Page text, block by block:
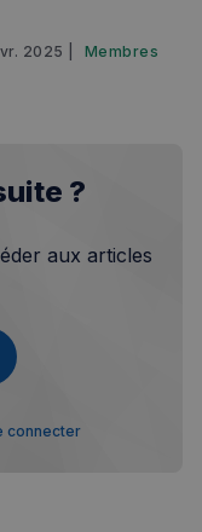
2025 | Membres
?
aux articles
connecter